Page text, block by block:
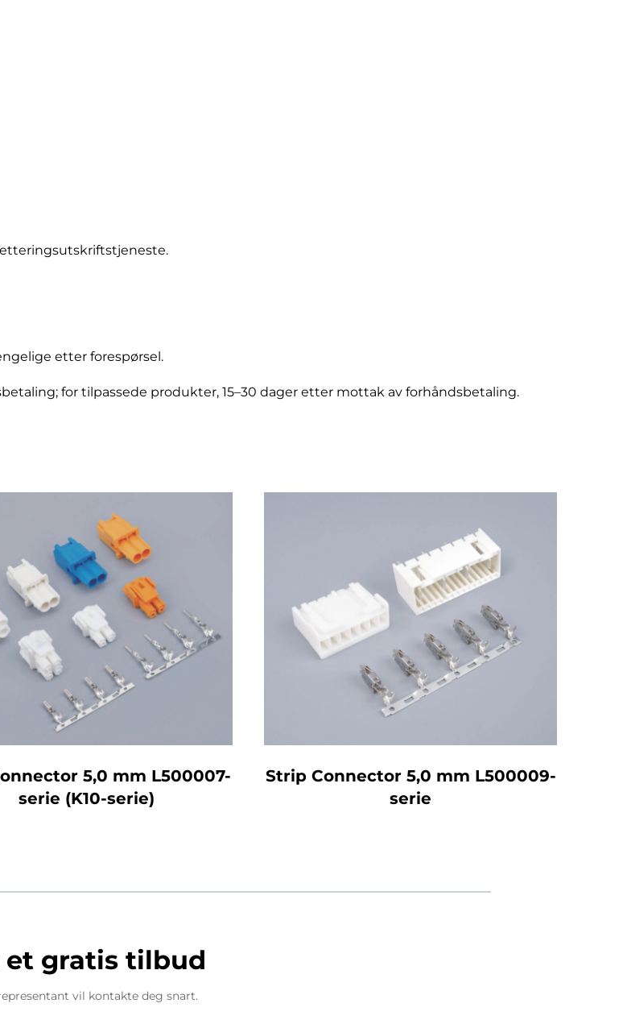
etter forespørsel.
for tilpassede produkter, 15–30 dager etter mottak av forhåndsbetaling.
5,0 mm L500007-
serie (K10-serie)
Strip Connector 5,0 mm L500009-
serie
et gratis tilbud
vil kontakte deg snart.